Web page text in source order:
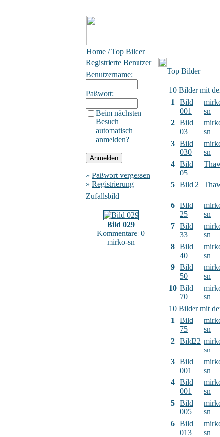
Home / Top Bilder
Registrierte Benutzer
Benutzername:
Paßwort:
Beim nächsten
Besuch
automatisch
anmelden?
» Paßwort vergessen
» Registrierung
Zufallsbild
Bild 029
Kommentare: 0
mirko-sn
Top Bilder
10 Bilder mit
1
Bild
001
sn
2 Bild
03
sn
3 Bild
030
sn
4 Bild
05
5 Bild 2
6 Bild
25
sn
7 Bild
33
sn
8 Bild
40
sn
9 Bild
50
sn
10 Bild
70
sn
10 Bilder mit
1
Bild
75
sn
2 Bild22
sn
3 Bild
001
sn
4 Bild
001
sn
5 Bild
005
sn
6 Bild
013
sn